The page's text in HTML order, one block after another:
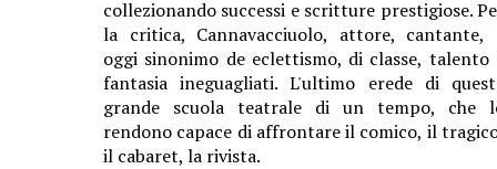
collezionando successi e scritture prestigiose.
la critica, Cannavacciuolo, attore, cantante,
oggi sinonimo de eclettismo, di classe, talento
fantasia ineguagliati. L'ultimo erede di
grande scuola teatrale di un tempo, che
rendono capace di affrontare il comico, il
il cabaret, la rivista.